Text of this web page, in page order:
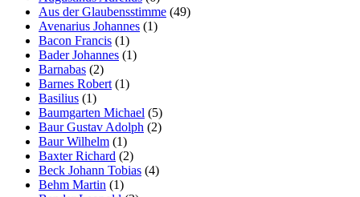
Aus der Glaubensstimme (49)
Avenarius Johannes (1)
Bacon Francis (1)
Bader Johannes (1)
Barnabas (2)
Barnes Robert (1)
Basilius (1)
Baumgarten Michael (5)
Baur Gustav Adolph (2)
Baur Wilhelm (1)
Baxter Richard (2)
Beck Johann Tobias (4)
Behm Martin (1)